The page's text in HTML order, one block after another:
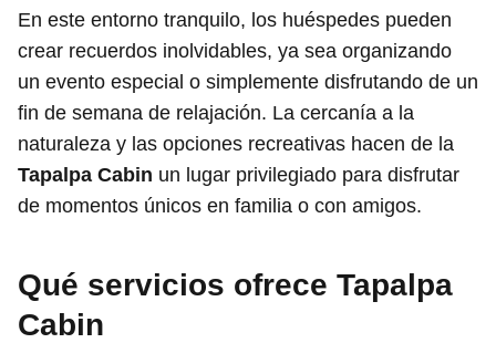
En este entorno tranquilo, los huéspedes pueden
crear recuerdos inolvidables, ya sea organizando
un evento especial o simplemente disfrutando de un
fin de semana de relajación. La cercanía a la
naturaleza y las opciones recreativas hacen de la
Tapalpa Cabin un lugar privilegiado para disfrutar
de momentos únicos en familia o con amigos.
Qué servicios ofrece Tapalpa
Cabin